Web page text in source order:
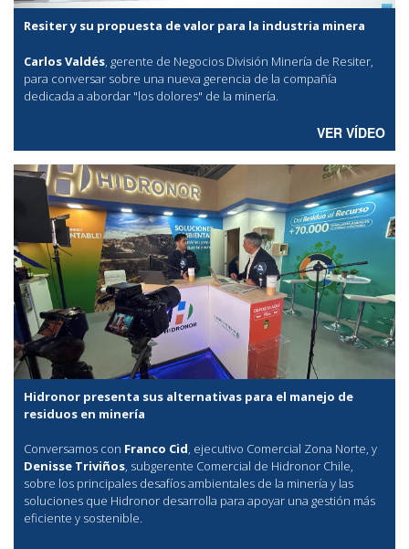
Resiter y su propuesta de valor para la industria minera
Carlos Valdés, gerente de Negocios División Minería de Resiter,
para conversar sobre una nueva gerencia de la compañía
dedicada a abordar "los dolores" de la minería.
VER VÍDEO
Hidronor presenta sus alternativas para el manejo de
residuos en minería
Conversamos con Franco Cid, ejecutivo Comercial Zona Norte, y
Denisse Triviños, subgerente Comercial de Hidronor Chile,
sobre los principales desafíos ambientales de la minería y las
soluciones que Hidronor desarrolla para apoyar una gestión más
eficiente y sostenible.